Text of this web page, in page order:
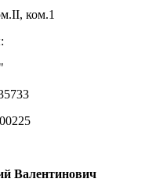
ком.1
Валентинович